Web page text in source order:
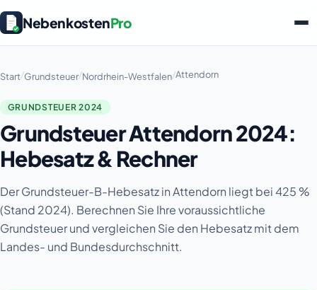
NebenkostenPro
Start/Grundsteuer/Nordrhein-Westfalen/Attendorn
GRUNDSTEUER 2024
Grundsteuer Attendorn 2024:
Hebesatz & Rechner
Der Grundsteuer-B-Hebesatz in Attendorn liegt bei 425 %
(Stand 2024). Berechnen Sie Ihre voraussichtliche
Grundsteuer und vergleichen Sie den Hebesatz mit dem
Landes- und Bundesdurchschnitt.